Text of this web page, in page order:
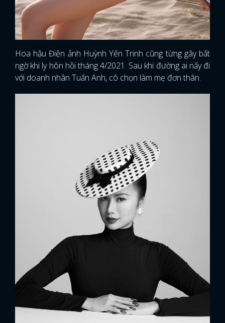
Hoa hậu Điện ảnh Huỳnh Yến Trinh cũng từng gây bất
ngờ khi ly hôn hồi tháng 4/2021. Sau khi đường ai nấy đi
với doanh nhân Tuấn Anh, cô chọn làm mẹ đơn thân.